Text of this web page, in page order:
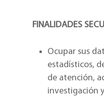
FINALIDADES
Ocupar sus
estadísticos,
de atención,
investigación